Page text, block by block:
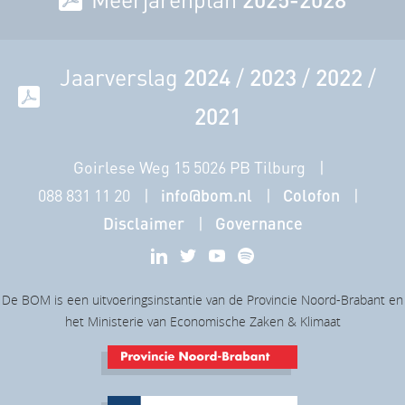
van Protix, in Bergen op Zoom, kweekt Protix zwarte
om in eiwitten en vetten.
Brabant heeft een uitstekend
ondernemersklimaat, zeker
voor Agrofood. Er is veel
technische knowhow,
bedrijven helpen elkaar en de
aansluiting op
kennisinstituten is goed.
Protix kan hier goed
Jaarverslag 2024/ 2023 / 2022 /
2021
Goirlese Weg 15 5026 PB Tilburg
088 831 11 20
info@bom.nl
Colofon
Disclaimer
Governance
De BOM is een uitvoeringsinstantie van de Provincie Noord-Brabant en
het Ministerie van Economische Zaken & Klimaat